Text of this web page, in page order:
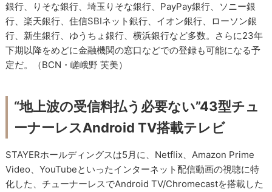
銀行、りそな銀行、埼玉りそな銀行、PayPay銀行、ソニー銀
行、楽天銀行、住信SBIネット銀行、イオン銀行、ローソン銀
行、新生銀行、ゆうちょ銀行、横浜銀行など多数。さらに23年
下期以降をめどに金融機関の窓口などでの登録も可能になる予
定だ。（BCN・嵯峨野 芙美）
“地上波の受信料払う必要ない”43型チュ
ーナーレスAndroid TV搭載テレビ
STAYERホールディングスは5月に、Netflix、Amazon Prime
Video、YouTubeといったインターネット配信動画の視聴に特
化した、チューナーレスでAndroid TV/Chromecastを搭載した